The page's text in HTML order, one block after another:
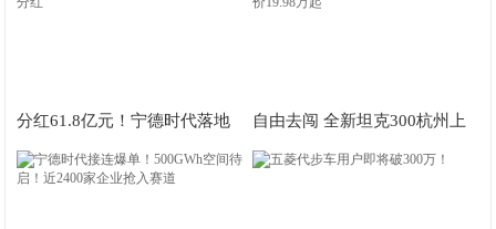
分红61.8亿元！宁德时代落地
中期分红
自由去闯 全新坦克300杭州上
市售价19.98万起